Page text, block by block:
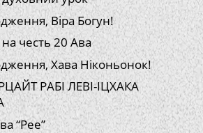
Віра Богун!
честь 20 Ава
Хава Ніконьонок!
РАБІ ЛЕВІ-ІЦХАКА
“Рее”